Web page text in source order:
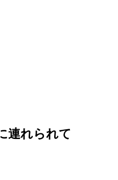
連れられて